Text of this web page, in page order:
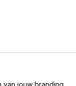
jouw branding.